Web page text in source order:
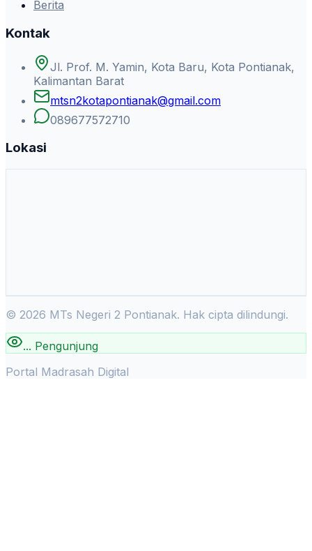
Berita
Kontak
Jl. Prof. M. Yamin, Kota Baru, Kota Pontianak,
Kalimantan Barat
mtsn2kotapontianak@gmail.com
089677572710
Lokasi
© 2026 MTs Negeri 2 Pontianak. Hak cipta dilindungi.
... Pengunjung
Portal Madrasah Digital